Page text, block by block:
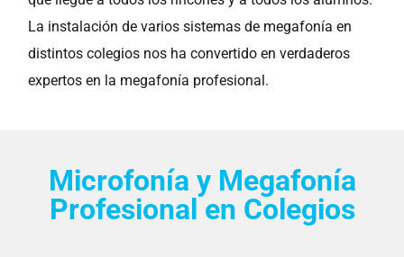
La instalación de varios sistemas de megafonía en
distintos colegios nos ha convertido en verdaderos
expertos en la megafonía profesional.
Microfonía y Megafonía
Profesional en Colegios